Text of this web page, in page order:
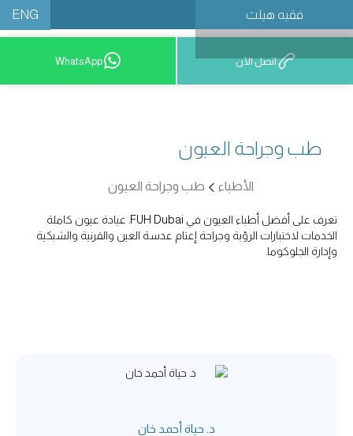
فقيه هيلث ENG
احجز موعدًا اتصل الآن WhatsApp
طب وجراحة العيون
الأطباء طب وجراحة العيون
تعرف على أفضل أطباء العيون في FUH Dubai. عيادة عيون كاملة
الخدمات لاختبارات الرؤية وجراحة إعتام عدسة العين والقرنية والشبكية
وإدارة الجلوكوما.
د. حياة أحمد خان